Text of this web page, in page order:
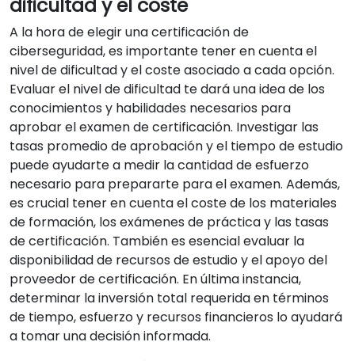
A la hora de elegir una certificación de
ciberseguridad, es importante tener en cuenta el
nivel de dificultad y el coste asociado a cada opción.
Evaluar el nivel de dificultad te dará una idea de los
conocimientos y habilidades necesarios para
aprobar el examen de certificación. Investigar las
tasas promedio de aprobación y el tiempo de estudio
puede ayudarte a medir la cantidad de esfuerzo
necesario para prepararte para el examen. Además,
es crucial tener en cuenta el coste de los materiales
de formación, los exámenes de práctica y las tasas
de certificación. También es esencial evaluar la
disponibilidad de recursos de estudio y el apoyo del
proveedor de certificación. En última instancia,
determinar la inversión total requerida en términos
de tiempo, esfuerzo y recursos financieros lo ayudará
a tomar una decisión informada.